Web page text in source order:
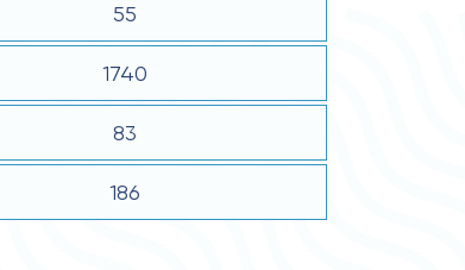
55
1740
83
186